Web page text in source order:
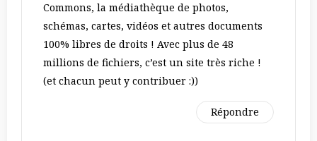
Commons, la médiathèque de photos,
schémas, cartes, vidéos et autres documents
100% libres de droits ! Avec plus de 48
millions de fichiers, c’est un site très riche !
(et chacun peut y contribuer :))
Répondre